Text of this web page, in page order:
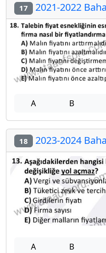
17 2021-2022
A B
18 2023-2024
A B